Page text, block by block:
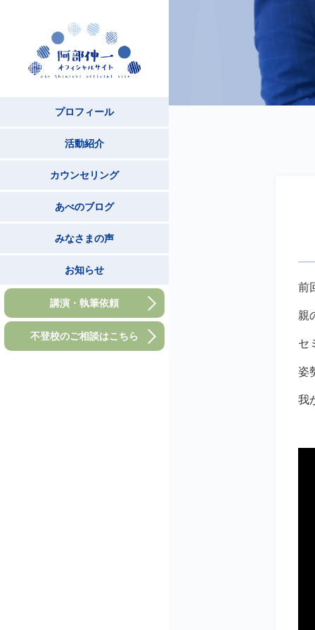
プロフィール
活動紹介
カウンセリング
あべのブログ
みなさまの声
お知らせ
講演・執筆依頼
不登校のご相談はこちら
前
親
セ
姿
我